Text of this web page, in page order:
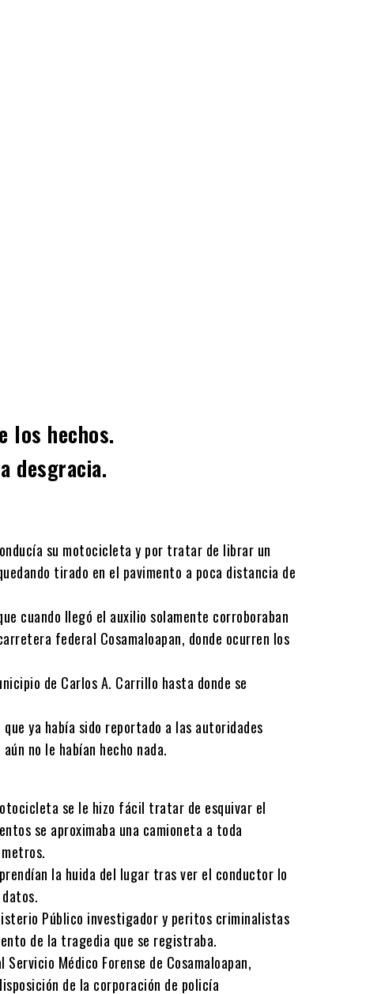
los hechos.
desgracia.
su motocicleta y por tratar de librar un
tirado en el pavimento a poca distancia de
cuando llegó el auxilio solamente corroboraban
federal Cosamaloapan, donde ocurren los
de Carlos A. Carrillo hasta donde se
ya había sido reportado a las autoridades
no le habían hecho nada.
se le hizo fácil tratar de esquivar el
se aproximaba una camioneta a toda
la huida del lugar tras ver el conductor lo
Público investigador y peritos criminalistas
de la tragedia que se registraba.
Médico Forense de Cosamaloapan,
de la corporación de policía